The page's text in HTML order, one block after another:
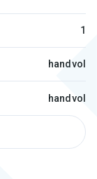
1
handvol
handvol